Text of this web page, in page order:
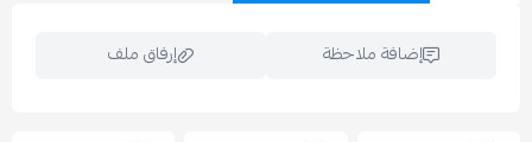
إضافة ملاحظة